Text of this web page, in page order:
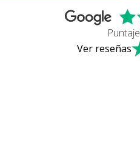
Puntaje
Ver reseñas